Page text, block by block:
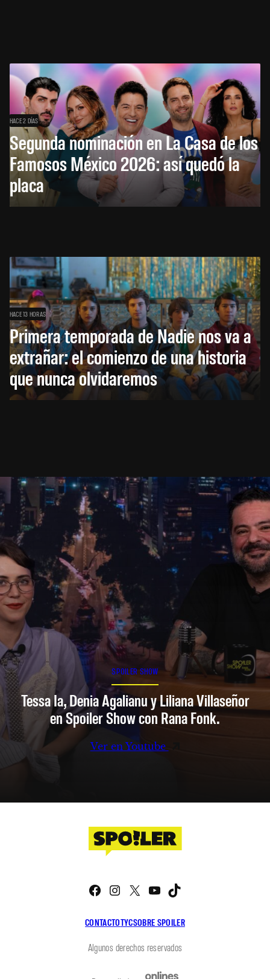
HACE 2 DÍAS
Segunda nominación en La Casa de los
Famosos México 2026: así quedó la
placa
HACE 13 HORAS
Primera temporada de Nadie nos va a
extrañar: el comienzo de una historia
que nunca olvidaremos
SPOILER SHOW
Tessa Ia, Denia Agalianu y Liliana Villaseñor
en Spoiler Show con Rana Fonk.
Ver en Youtube
CONTACTOTYCSOBRE SPOILER
Facebook
Instagram
X YouTube
Algunos derechos reservados